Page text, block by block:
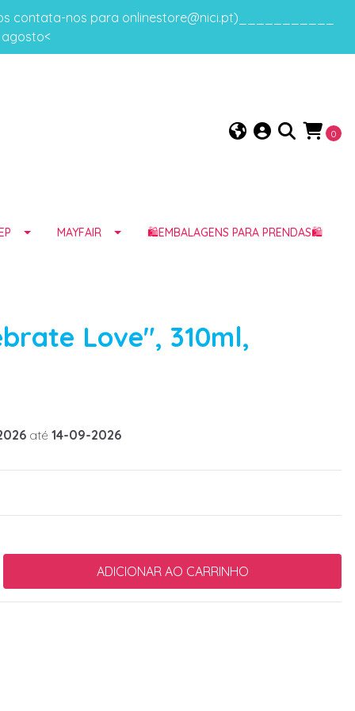
contata-nos para onlinestore@nici.pt)___________
agosto<
0
MAYFAIR 🛍️EMBALAGENS PARA PRENDAS🛍️
Love", 310ml,
até 14-09-2026